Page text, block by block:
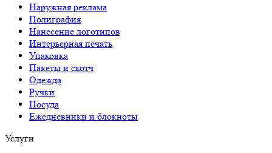
Наружная реклама
Полиграфия
Нанесение логотипов
Интерьерная печать
Упаковка
Пакеты и скотч
Одежда
Ручки
Посуда
Ежедневники и блокноты
Услуги